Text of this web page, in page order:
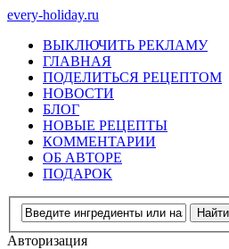
every-holiday.ru
ВЫКЛЮЧИТЬ РЕКЛАМУ
ГЛАВНАЯ
ПОДЕЛИТЬСЯ РЕЦЕПТОМ
НОВОСТИ
БЛОГ
НОВЫЕ РЕЦЕПТЫ
КОММЕНТАРИИ
ОБ АВТОРЕ
ПОДАРОК
Авторизация